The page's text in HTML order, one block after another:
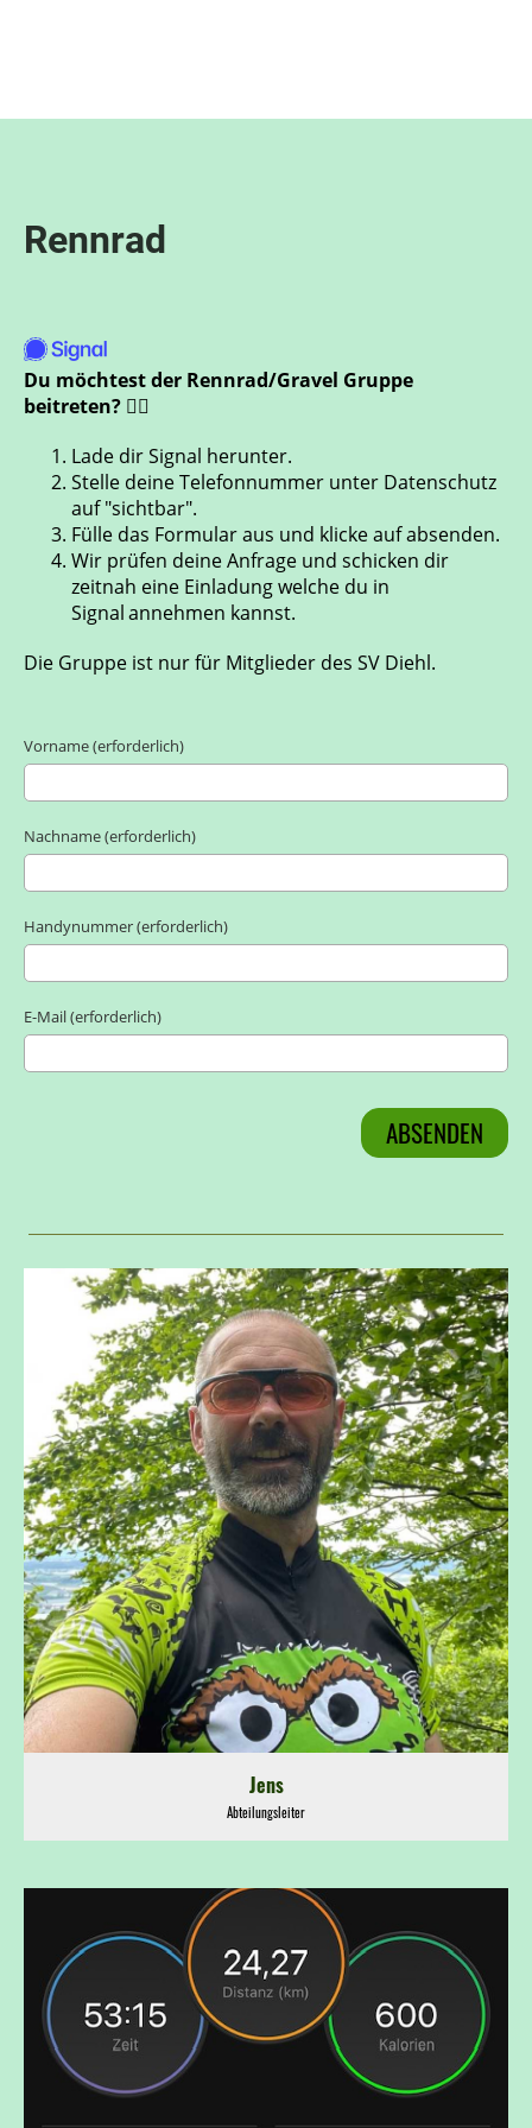
Rennrad
Du möchtest der Rennrad/Gravel Gruppe
beitreten? 🚴‍♂️
Lade dir Signal herunter.
Stelle deine Telefonnummer unter Datenschutz
auf "sichtbar".
Fülle das Formular aus und klicke auf absenden.
Wir prüfen deine Anfrage und schicken dir
zeitnah eine Einladung welche du in
Signalannehmen kannst.
Die Gruppe ist nur für Mitglieder des SV Diehl.
Vorname (erforderlich)
Nachname (erforderlich)
Handynummer (erforderlich)
E-Mail (erforderlich)
Jens
Abteilungsleiter